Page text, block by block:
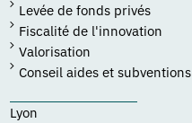
Levée de fonds privés
Fiscalité de l'innovation
Valorisation
Conseil aides et
Lyon